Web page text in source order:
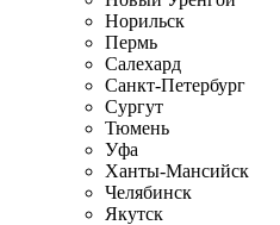
Норильск
Пермь
Салехард
Санкт-Петербург
Сургут
Тюмень
Уфа
Ханты-Мансийск
Челябинск
Якутск